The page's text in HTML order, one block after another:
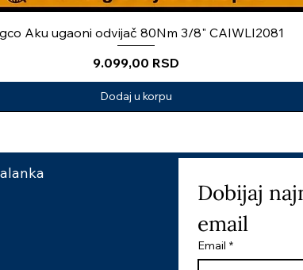
Aku ugaoni odvijač 80Nm 3/8" CAIWLI2081
Price
9.099,00 RSD
Dodaj u korpu
Dobijaj
email
Email *